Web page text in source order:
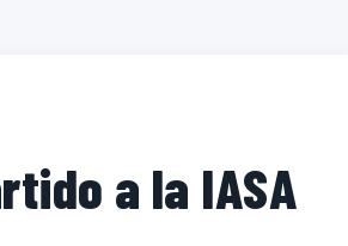
a la IASA